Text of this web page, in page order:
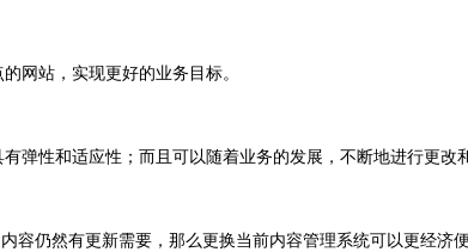
网站，实现更好的业务目标。
弹性和适应性；而且可以随着业务的发展，不断地进行更改
容仍然有更新需要，那么更换当前内容管理系统可以更经